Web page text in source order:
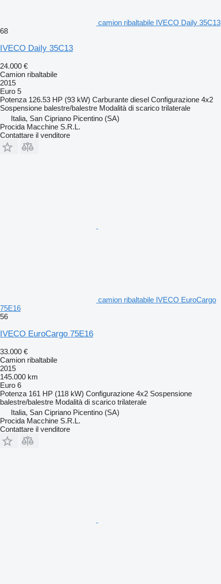
camion ribaltabile IVECO Daily 35C13
68
IVECO Daily 35C13
24.000 €
Camion ribaltabile
2015
Euro 5
Potenza 126.53 HP (93 kW) Carburante diesel Configurazione 4x2
Sospensione balestre/balestre Modalità di scarico trilaterale
Italia, San Cipriano Picentino (SA)
Procida Macchine S.R.L.
Contattare il venditore
camion ribaltabile IVECO EuroCargo
75E16
56
IVECO EuroCargo 75E16
33.000 €
Camion ribaltabile
2015
145.000 km
Euro 6
Potenza 161 HP (118 kW) Configurazione 4x2 Sospensione
balestre/balestre Modalità di scarico trilaterale
Italia, San Cipriano Picentino (SA)
Procida Macchine S.R.L.
Contattare il venditore